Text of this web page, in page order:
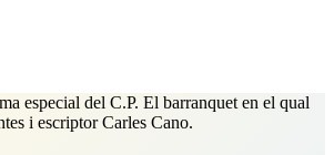
especial del C.P. El barranquet en el qual
i escriptor Carles Cano.